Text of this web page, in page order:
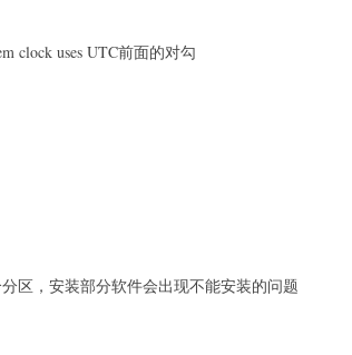
clock uses UTC前面的对勾
区，安装部分软件会出现不能安装的问题